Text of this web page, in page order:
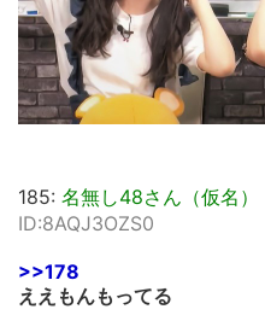
185: 名無し48さん（仮名）
ID:8AQJ3OZS0
>>178
ええもんもってる